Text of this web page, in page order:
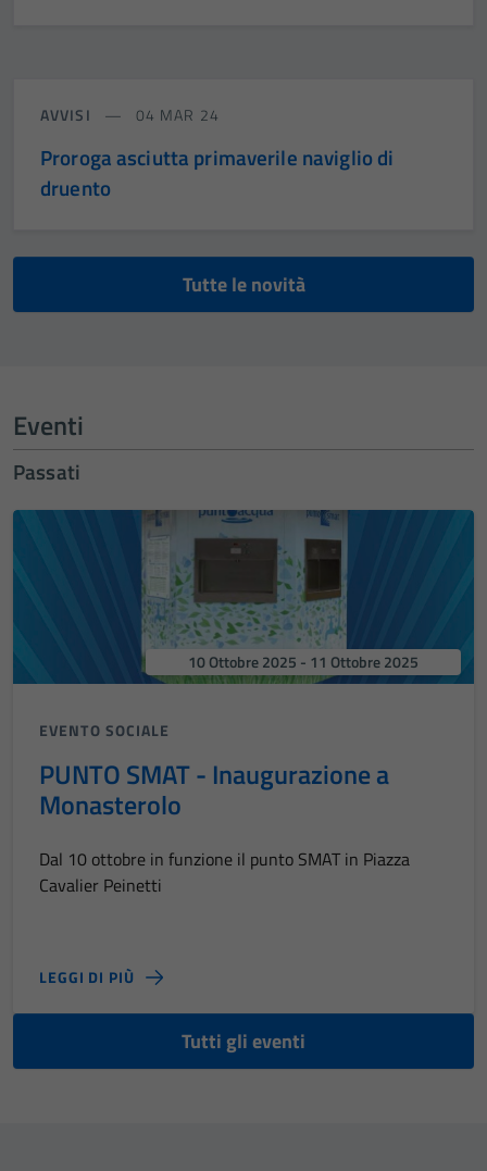
AVVISI 04 MAR 24
Proroga asciutta primaverile naviglio di
druento
Tutte le novità
Eventi
Passati
10 Ottobre 2025 - 11 Ottobre 2025
EVENTO SOCIALE
PUNTO SMAT - Inaugurazione a
Monasterolo
Dal 10 ottobre in funzione il punto SMAT in Piazza
Cavalier Peinetti
LEGGI DI PIÙ
Tutti gli eventi